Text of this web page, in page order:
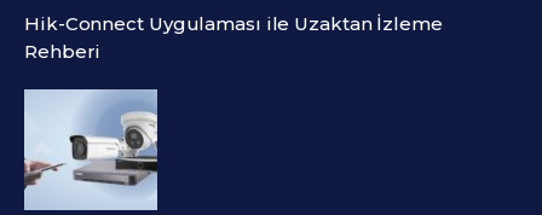
Hik-Connect Uygulaması ile Uzaktan İzleme
Rehberi